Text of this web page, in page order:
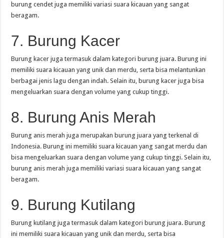
burung cendet juga memiliki variasi suara kicauan yang sangat
beragam.
7. Burung Kacer
Burung kacer juga termasuk dalam kategori burung juara. Burung ini
memiliki suara kicauan yang unik dan merdu, serta bisa melantunkan
berbagai jenis lagu dengan indah. Selain itu, burung kacer juga bisa
mengeluarkan suara dengan volume yang cukup tinggi.
8. Burung Anis Merah
Burung anis merah juga merupakan burung juara yang terkenal di
Indonesia. Burung ini memiliki suara kicauan yang sangat merdu dan
bisa mengeluarkan suara dengan volume yang cukup tinggi. Selain itu,
burung anis merah juga memiliki variasi suara kicauan yang sangat
beragam.
9. Burung Kutilang
Burung kutilang juga termasuk dalam kategori burung juara. Burung
ini memiliki suara kicauan yang unik dan merdu, serta bisa